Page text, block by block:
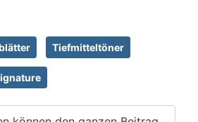
Tiefmitteltöner